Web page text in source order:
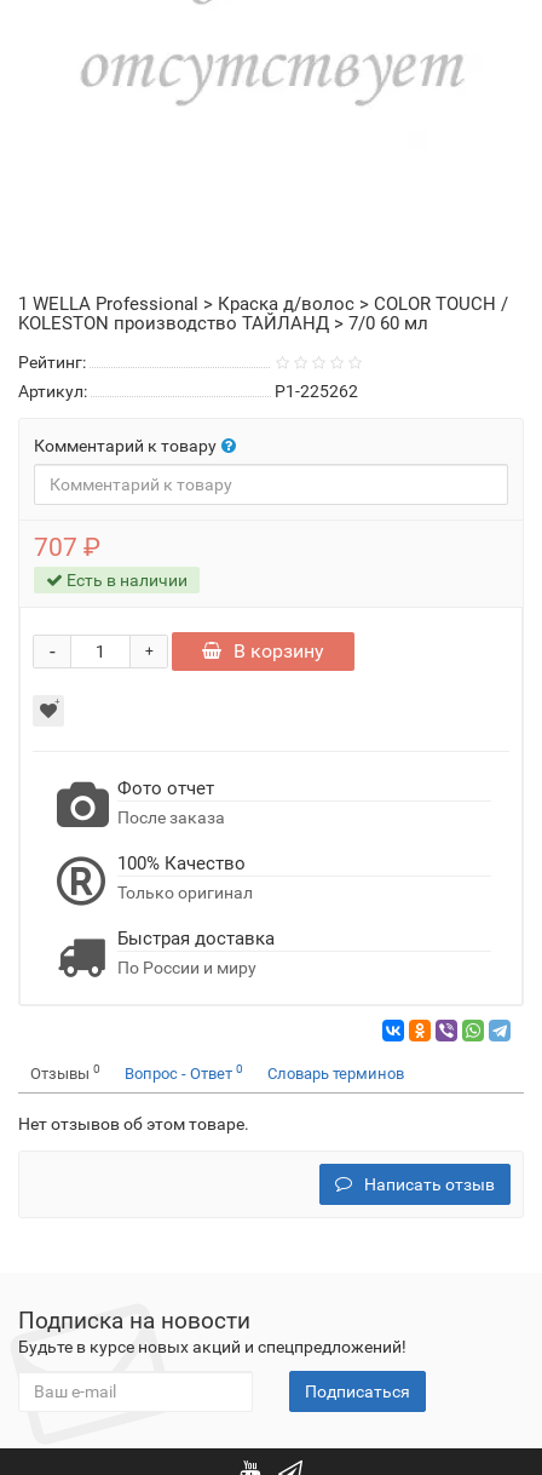
1 WELLA Professional > Краска д/волос > COLOR TOUCH /
KOLESTON производство ТАЙЛАНД > 7/0 60 мл
Рейтинг:
Артикул:
P1-225262
Комментарий к товару
707 ₽
Есть в наличии
+
- В корзину
Фото отчет
После заказа
100% Качество
Только оригинал
Быстрая доставка
По России и миру
Отзывы 0 Вопрос - Ответ 0 Словарь терминов
Нет отзывов об этом товаре.
Написать отзыв
Подписка на новости
Будьте в курсе новых акций и спецпредложений!
Подписаться